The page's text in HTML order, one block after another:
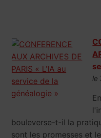
le
bouleverse-t-il la
sont les promesses et